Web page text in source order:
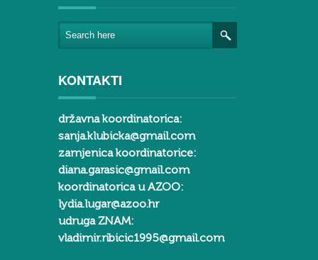
KONTAKTI
državna koordinatorica:
sanja.klubicka@gmail.com
zamjenica koordinatorice:
diana.garasic@gmail.com
koordinatorica u AZOO:
lydia.lugar@azoo.hr
udruga ZNAM:
vladimir.ribicic1995@gmail.com